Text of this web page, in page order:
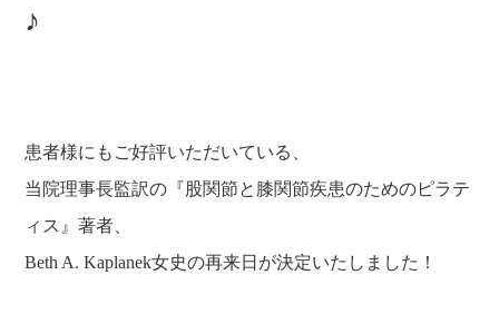
♪
患者様にもご好評いただいている、
当院理事長監訳の 『股関節と膝関節疾患のためのピラテ
ィス』著者、
Beth A. Kaplanek女史の再来日が決定いたしました！